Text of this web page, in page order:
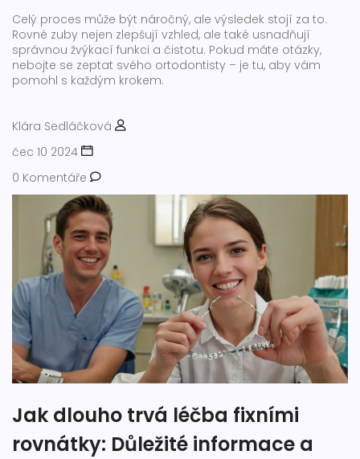
Celý proces může být náročný, ale výsledek stojí za to.
Rovné zuby nejen zlepšují vzhled, ale také usnadňují
správnou žvýkací funkci a čistotu. Pokud máte otázky,
nebojte se zeptat svého ortodontisty – je tu, aby vám
pomohl s každým krokem.
Klára Sedláčková
čec 10 2024
0 Komentáře
Jak dlouho trvá léčba fixními
rovnátky: Důležité informace a